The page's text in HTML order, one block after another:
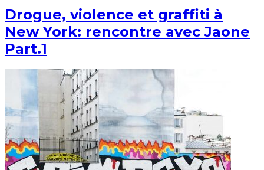
Drogue, violence et graffiti à
New York: rencontre avec Jaone
Part.1